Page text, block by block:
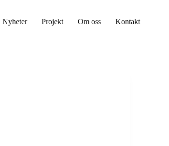
Nyheter Projekt Om oss Kontakt